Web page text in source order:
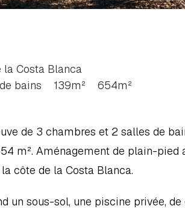
la Costa Blanca
bains 139m² 654m²
de 3 chambres et 2 salles de
m². Aménagement de plain-pied
côte de la Costa Blanca.
un sous-sol, une piscine privée,